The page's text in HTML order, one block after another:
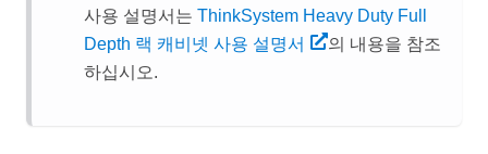
사용 설명서는 ThinkSystem Heavy Duty Full
Depth 랙 캐비넷 사용 설명서
의 내용을 참조
하십시오.